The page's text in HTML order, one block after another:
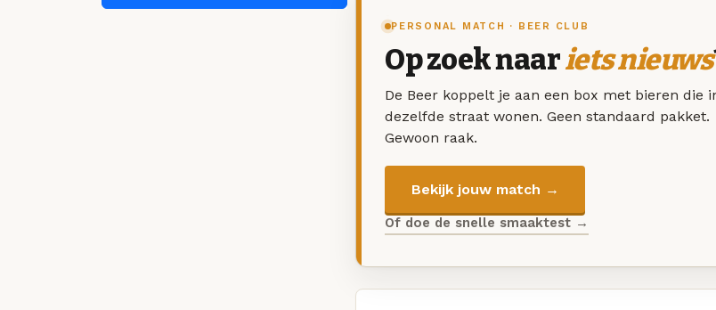
PERSONAL MATCH · BEER CLUB
Op zoek naariets nieuws
De Beer koppelt je aan een box met bieren die
dezelfde straat wonen. Geen standaard pakket.
Gewoon raak.
Bekijk jouw match →
Of doe de snelle smaaktest →